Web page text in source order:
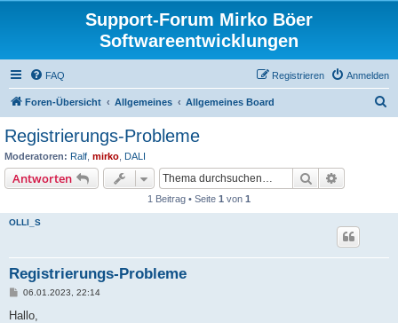
Support-Forum Mirko Böer
Softwareentwicklungen
FAQ Anmelden
Registrieren
Foren-Übersicht Allgemeines Allgemeines Board
Registrierungs-Probleme
Moderatoren: Ralf mirko DALI
Antworten Suche
1 Beitrag • Seite 1 von 1
OLLI_S
Registrierungs-Probleme
B
i
06.01.2023, 22:14
Hallo,